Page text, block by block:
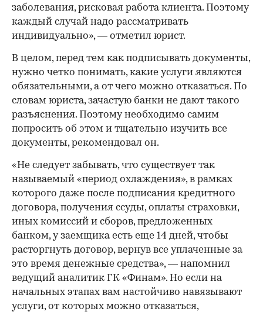
заболевания, рисковая работа клиента. Поэтому
каждый случай надо рассматривать
индивидуально», — отметил юрист.
В целом, перед тем как подписывать документы,
нужно четко понимать, какие услуги являются
обязательными, а от чего можно отказаться. По
словам юриста, зачастую банки не дают такого
разъяснения. Поэтому необходимо самим
попросить об этом и тщательно изучить все
документы, рекомендовал он.
«Не следует забывать, что существует так
называемый «период охлаждения», в рамках
которого даже после подписания кредитного
договора, получения ссуды, оплаты страховки,
иных комиссий и сборов, предложенных
банком, у заемщика есть еще 14 дней, чтобы
расторгнуть договор, вернув все уплаченные за
это время денежные средства», — напомнил
ведущий аналитик ГК «Финам». Но если на
начальных этапах вам настойчиво навязывают
услуги, от которых можно отказаться,